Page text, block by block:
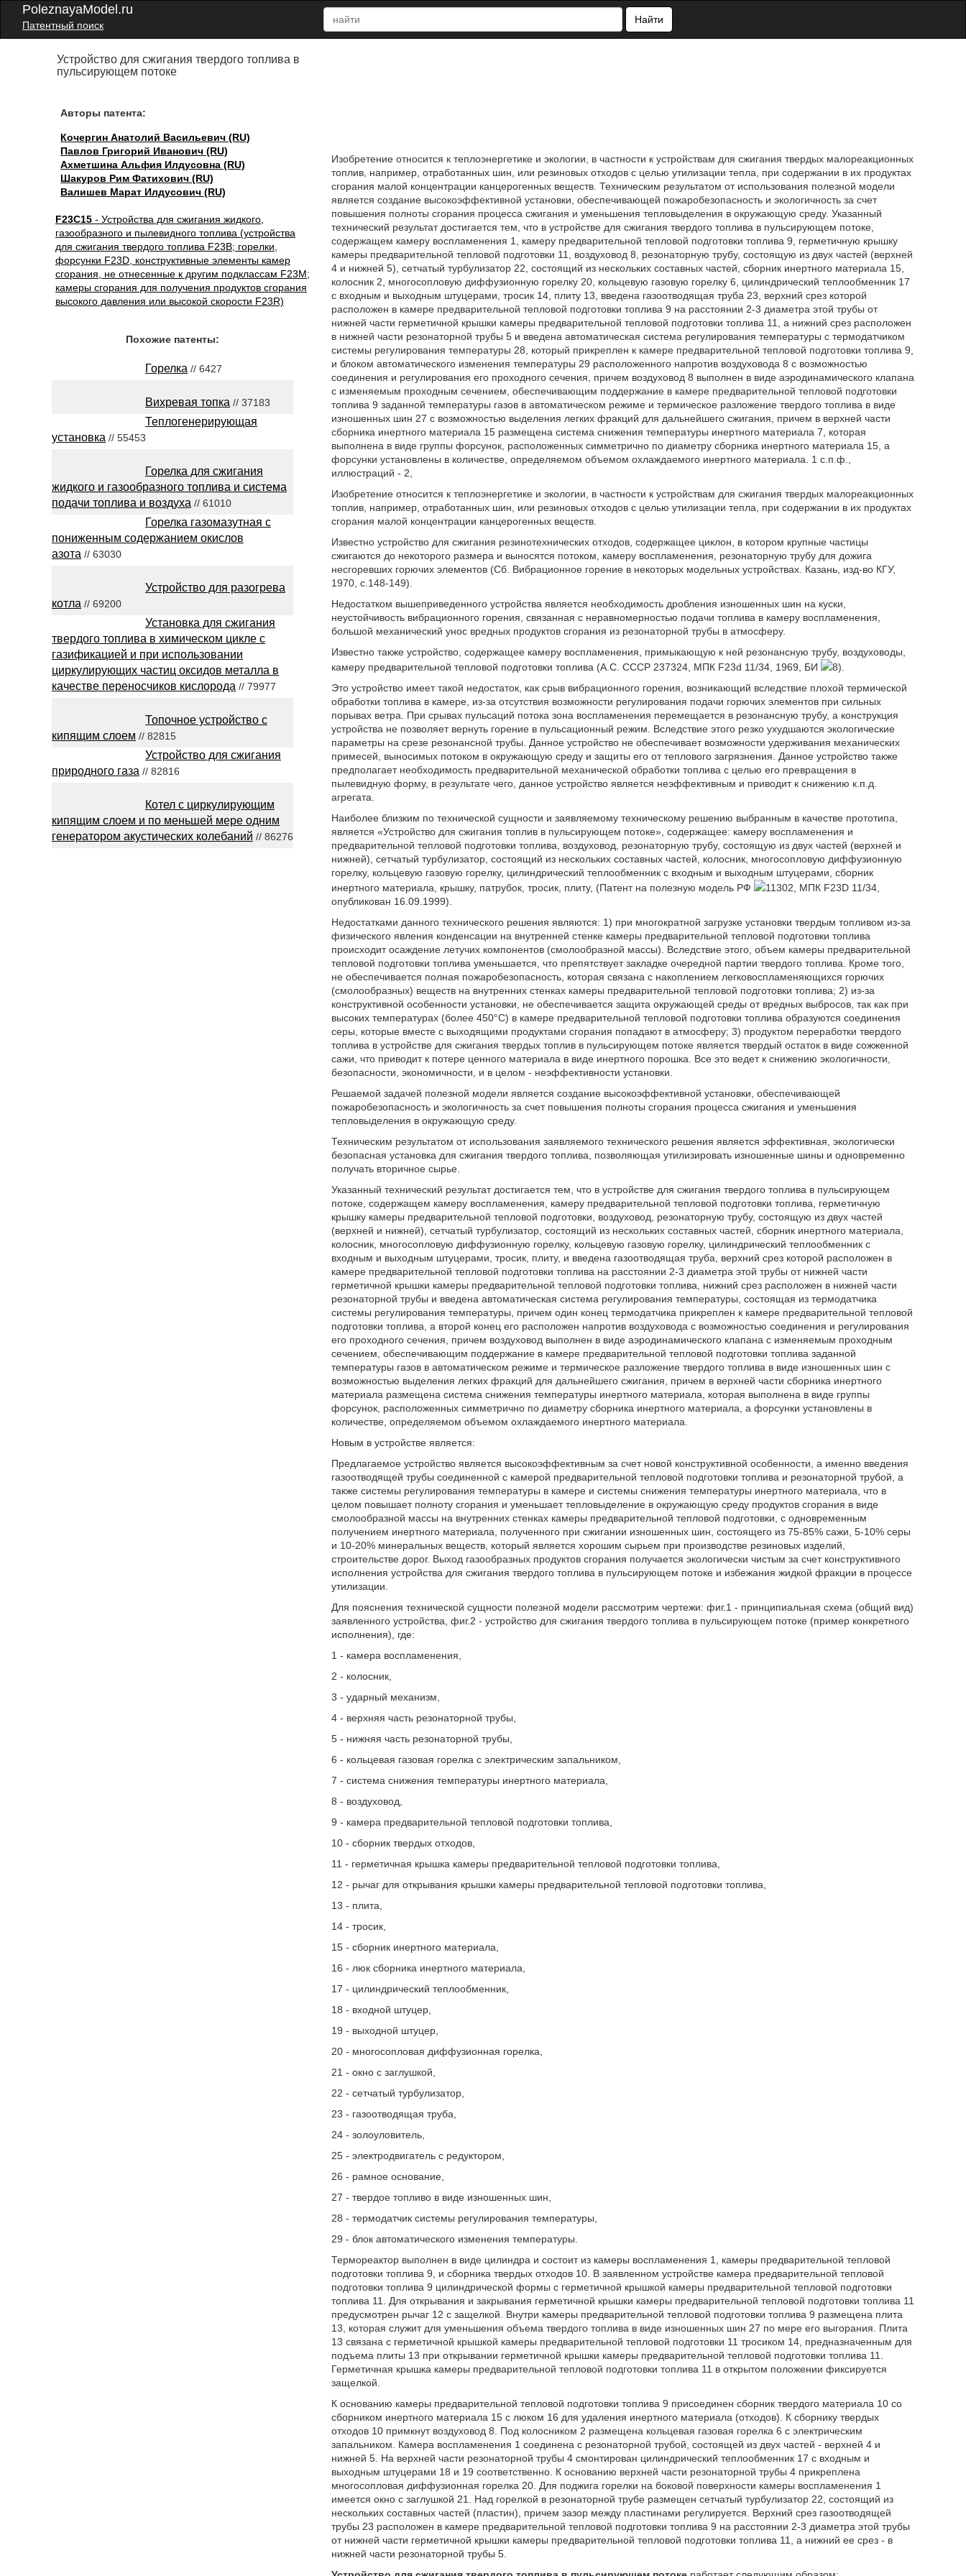
PoleznayaModel.ru
Патентный поиск
Найти
Устройство для сжигания твердого топлива в
пульсирующем потоке
Авторы патента:
Кочергин Анатолий Васильевич (RU)
Павлов Григорий Иванович (RU)
Ахметшина Альфия Илдусовна (RU)
Шакуров Рим Фатихович (RU)
Валишев Марат Илдусович (RU)
F23C15 - Устройства для сжигания жидкого,
газообразного и пылевидного топлива (устройства
для сжигания твердого топлива F23B; горелки,
форсунки F23D, конструктивные элементы камер
сгорания, не отнесенные к другим подклассам F23M;
камеры сгорания для получения продуктов сгорания
высокого давления или высокой скорости F23R)
Изобретение относится к теплоэнергетике и экологии, в частности к устройствам для сжигания твердых малореакционных
топлив, например, отработанных шин, или резиновых отходов с целью утилизации тепла, при содержании в их продуктах
сгорания малой концентрации канцерогенных веществ. Техническим результатом от использования полезной модели
является создание высокоэффективной установки, обеспечивающей пожаробезопасность и экологичность за счет
повышения полноты сгорания процесса сжигания и уменьшения тепловыделения в окружающую среду. Указанный
технический результат достигается тем, что в устройстве для сжигания твердого топлива в пульсирующем потоке,
содержащем камеру воспламенения 1, камеру предварительной тепловой подготовки топлива 9, герметичную крышку
камеры предварительной тепловой подготовки 11, воздуховод 8, резонаторную трубу, состоящую из двух частей (верхней
4 и нижней 5), сетчатый турбулизатор 22, состоящий из нескольких составных частей, сборник инертного материала 15,
колосник 2, многосопловую диффузионную горелку 20, кольцевую газовую горелку 6, цилиндрический теплообменник 17
с входным и выходным штуцерами, тросик 14, плиту 13, введена газоотводящая труба 23, верхний срез которой
расположен в камере предварительной тепловой подготовки топлива 9 на расстоянии 2-3 диаметра этой трубы от
нижней части герметичной крышки камеры предварительной тепловой подготовки топлива 11, а нижний срез расположен
в нижней части резонаторной трубы 5 и введена автоматическая система регулирования температуры с термодатчиком
системы регулирования температуры 28, который прикреплен к камере предварительной тепловой подготовки топлива 9,
и блоком автоматического изменения температуры 29 расположенного напротив воздуховода 8 с возможностью
соединения и регулирования его проходного сечения, причем воздуховод 8 выполнен в виде аэродинамического клапана
с изменяемым проходным сечением, обеспечивающим поддержание в камере предварительной тепловой подготовки
топлива 9 заданной температуры газов в автоматическом режиме и термическое разложение твердого топлива в виде
изношенных шин 27 с возможностью выделения легких фракций для дальнейшего сжигания, причем в верхней части
сборника инертного материала 15 размещена система снижения температуры инертного материала 7, которая
выполнена в виде группы форсунок, расположенных симметрично по диаметру сборника инертного материала 15, а
форсунки установлены в количестве, определяемом объемом охлаждаемого инертного материала. 1 с.п.ф.,
иллюстраций - 2,
Изобретение относится к теплоэнергетике и экологии, в частности к устройствам для сжигания твердых малореакционных
топлив, например, отработанных шин, или резиновых отходов с целью утилизации тепла, при содержании в их продуктах
сгорания малой концентрации канцерогенных веществ.
Известно устройство для сжигания резинотехнических отходов, содержащее циклон, в котором крупные частицы
сжигаются до некоторого размера и выносятся потоком, камеру воспламенения, резонаторную трубу для дожига
несгоревших горючих элементов (Сб. Вибрационное горение в некоторых модельных устройствах. Казань, изд-во КГУ,
1970, с.148-149).
Недостатком вышеприведенного устройства является необходимость дробления изношенных шин на куски,
неустойчивость вибрационного горения, связанная с неравномерностью подачи топлива в камеру воспламенения,
большой механический унос вредных продуктов сгорания из резонаторной трубы в атмосферу.
Известно также устройство, содержащее камеру воспламенения, примыкающую к ней резонансную трубу, воздуховоды,
камеру предварительной тепловой подготовки топлива (А.С. СССР 237324, МПК F23d 11/34, 1969, БИ
8).
Это устройство имеет такой недостаток, как срыв вибрационного горения, возникающий вследствие плохой термической
обработки топлива в камере, из-за отсутствия возможности регулирования подачи горючих элементов при сильных
порывах ветра. При срывах пульсаций потока зона воспламенения перемещается в резонансную трубу, а конструкция
устройства не позволяет вернуть горение в пульсационный режим. Вследствие этого резко ухудшаются экологические
параметры на срезе резонансной трубы. Данное устройство не обеспечивает возможности удерживания механических
примесей, выносимых потоком в окружающую среду и защиты его от теплового загрязнения. Данное устройство также
предполагает необходимость предварительной механической обработки топлива с целью его превращения в
пылевидную форму, в результате чего, данное устройство является неэффективным и приводит к снижению к.п.д.
агрегата.
Наиболее близким по технической сущности и заявляемому техническому решению выбранным в качестве прототипа,
является «Устройство для сжигания топлив в пульсирующем потоке», содержащее: камеру воспламенения и
предварительной тепловой подготовки топлива, воздуховод, резонаторную трубу, состоящую из двух частей (верхней и
нижней), сетчатый турбулизатор, состоящий из нескольких составных частей, колосник, многосопловую диффузионную
горелку, кольцевую газовую горелку, цилиндрический теплообменник с входным и выходным штуцерами, сборник
инертного материала, крышку, патрубок, тросик, плиту, (Патент на полезную модель РФ
11302, МПК F23D 11/34,
опубликован 16.09.1999).
Недостатками данного технического решения являются: 1) при многократной загрузке установки твердым топливом из-за
физического явления конденсации на внутренней стенке камеры предварительной тепловой подготовки топлива
происходит осаждение летучих компонентов (смолообразной массы). Вследствие этого, объем камеры предварительной
тепловой подготовки топлива уменьшается, что препятствует закладке очередной партии твердого топлива. Кроме того,
не обеспечивается полная пожаробезопасность, которая связана с накоплением легковоспламеняющихся горючих
(смолообразных) веществ на внутренних стенках камеры предварительной тепловой подготовки топлива; 2) из-за
конструктивной особенности установки, не обеспечивается защита окружающей среды от вредных выбросов, так как при
высоких температурах (более 450°С) в камере предварительной тепловой подготовки топлива образуются соединения
серы, которые вместе с выходящими продуктами сгорания попадают в атмосферу; 3) продуктом переработки твердого
топлива в устройстве для сжигания твердых топлив в пульсирующем потоке является твердый остаток в виде сожженной
сажи, что приводит к потере ценного материала в виде инертного порошка. Все это ведет к снижению экологичности,
безопасности, экономичности, и в целом - неэффективности установки.
Решаемой задачей полезной модели является создание высокоэффективной установки, обеспечивающей
пожаробезопасность и экологичность за счет повышения полноты сгорания процесса сжигания и уменьшения
тепловыделения в окружающую среду.
Техническим результатом от использования заявляемого технического решения является эффективная, экологически
безопасная установка для сжигания твердого топлива, позволяющая утилизировать изношенные шины и одновременно
получать вторичное сырье.
Указанный технический результат достигается тем, что в устройстве для сжигания твердого топлива в пульсирующем
потоке, содержащем камеру воспламенения, камеру предварительной тепловой подготовки топлива, герметичную
крышку камеры предварительной тепловой подготовки, воздуховод, резонаторную трубу, состоящую из двух частей
(верхней и нижней), сетчатый турбулизатор, состоящий из нескольких составных частей, сборник инертного материала,
колосник, многосопловую диффузионную горелку, кольцевую газовую горелку, цилиндрический теплообменник с
входным и выходным штуцерами, тросик, плиту, и введена газоотводящая труба, верхний срез которой расположен в
камере предварительной тепловой подготовки топлива на расстоянии 2-3 диаметра этой трубы от нижней части
герметичной крышки камеры предварительной тепловой подготовки топлива, нижний срез расположен в нижней части
резонаторной трубы и введена автоматическая система регулирования температуры, состоящая из термодатчика
системы регулирования температуры, причем один конец термодатчика прикреплен к камере предварительной тепловой
подготовки топлива, а второй конец его расположен напротив воздуховода с возможностью соединения и регулирования
его проходного сечения, причем воздуховод выполнен в виде аэродинамического клапана с изменяемым проходным
сечением, обеспечивающим поддержание в камере предварительной тепловой подготовки топлива заданной
температуры газов в автоматическом режиме и термическое разложение твердого топлива в виде изношенных шин с
возможностью выделения легких фракций для дальнейшего сжигания, причем в верхней части сборника инертного
материала размещена система снижения температуры инертного материала, которая выполнена в виде группы
форсунок, расположенных симметрично по диаметру сборника инертного материала, а форсунки установлены в
количестве, определяемом объемом охлаждаемого инертного материала.
Новым в устройстве является:
Предлагаемое устройство является высокоэффективным за счет новой конструктивной особенности, а именно введения
газоотводящей трубы соединенной с камерой предварительной тепловой подготовки топлива и резонаторной трубой, а
также системы регулирования температуры в камере и системы снижения температуры инертного материала, что в
целом повышает полноту сгорания и уменьшает тепловыделение в окружающую среду продуктов сгорания в виде
смолообразной массы на внутренних стенках камеры предварительной тепловой подготовки, с одновременным
получением инертного материала, полученного при сжигании изношенных шин, состоящего из 75-85% сажи, 5-10% серы
и 10-20% минеральных веществ, который является хорошим сырьем при производстве резиновых изделий,
строительстве дорог. Выход газообразных продуктов сгорания получается экологически чистым за счет конструктивного
исполнения устройства для сжигания твердого топлива в пульсирующем потоке и избежания жидкой фракции в процессе
утилизации.
Для пояснения технической сущности полезной модели рассмотрим чертежи: фиг.1 - принципиальная схема (общий вид)
заявленного устройства, фиг.2 - устройство для сжигания твердого топлива в пульсирующем потоке (пример конкретного
исполнения), где:
1 - камера воспламенения,
2 - колосник,
3 - ударный механизм,
4 - верхняя часть резонаторной трубы,
5 - нижняя часть резонаторной трубы,
6 - кольцевая газовая горелка с электрическим запальником,
7 - система снижения температуры инертного материала,
8 - воздуховод,
9 - камера предварительной тепловой подготовки топлива,
10 - сборник твердых отходов,
11 - герметичная крышка камеры предварительной тепловой подготовки топлива,
12 - рычаг для открывания крышки камеры предварительной тепловой подготовки топлива,
13 - плита,
14 - тросик,
15 - сборник инертного материала,
16 - люк сборника инертного материала,
17 - цилиндрический теплообменник,
18 - входной штуцер,
19 - выходной штуцер,
20 - многосопловая диффузионная горелка,
21 - окно с заглушкой,
22 - сетчатый турбулизатор,
23 - газоотводящая труба,
24 - золоуловитель,
25 - электродвигатель с редуктором,
26 - рамное основание,
27 - твердое топливо в виде изношенных шин,
28 - термодатчик системы регулирования температуры,
29 - блок автоматического изменения температуры.
Термореактор выполнен в виде цилиндра и состоит из камеры воспламенения 1, камеры предварительной тепловой
подготовки топлива 9, и сборника твердых отходов 10. В заявленном устройстве камера предварительной тепловой
подготовки топлива 9 цилиндрической формы с герметичной крышкой камеры предварительной тепловой подготовки
топлива 11. Для открывания и закрывания герметичной крышки камеры предварительной тепловой подготовки топлива 11
предусмотрен рычаг 12 с защелкой. Внутри камеры предварительной тепловой подготовки топлива 9 размещена плита
13, которая служит для уменьшения объема твердого топлива в виде изношенных шин 27 по мере его выгорания. Плита
13 связана с герметичной крышкой камеры предварительной тепловой подготовки 11 тросиком 14, предназначенным для
подъема плиты 13 при открывании герметичной крышки камеры предварительной тепловой подготовки топлива 11.
Герметичная крышка камеры предварительной тепловой подготовки топлива 11 в открытом положении фиксируется
защелкой.
К основанию камеры предварительной тепловой подготовки топлива 9 присоединен сборник твердого материала 10 со
сборником инертного материала 15 с люком 16 для удаления инертного материала (отходов). К сборнику твердых
отходов 10 примкнут воздуховод 8. Под колосником 2 размещена кольцевая газовая горелка 6 с электрическим
запальником. Камера воспламенения 1 соединена с резонаторной трубой, состоящей из двух частей - верхней 4 и
нижней 5. На верхней части резонаторной трубы 4 смонтирован цилиндрический теплообменник 17 с входным и
выходным штуцерами 18 и 19 соответственно. К основанию верхней части резонаторной трубы 4 прикреплена
многосопловая диффузионная горелка 20. Для поджига горелки на боковой поверхности камеры воспламенения 1
имеется окно с заглушкой 21. Над горелкой в резонаторной трубе размещен сетчатый турбулизатор 22, состоящий из
нескольких составных частей (пластин), причем зазор между пластинами регулируется. Верхний срез газоотводящей
трубы 23 расположен в камере предварительной тепловой подготовки топлива 9 на расстоянии 2-3 диаметра этой трубы
от нижней части герметичной крышки камеры предварительной тепловой подготовки топлива 11, а нижний ее срез - в
нижней части резонаторной трубы 5.
Похожие патенты:
Горелка // 6427
Вихревая топка // 37183
Теплогенерирующая
установка // 55453
Горелка для сжигания
жидкого и газообразного топлива и система
подачи топлива и воздуха // 61010
Горелка газомазутная с
пониженным содержанием окислов
азота // 63030
Устройство для разогрева
котла // 69200
Установка для сжигания
твердого топлива в химическом цикле с
газификацией и при использовании
циркулирующих частиц оксидов металла в
качестве переносчиков кислорода // 79977
Топочное устройство с
кипящим слоем // 82815
Устройство для сжигания
природного газа // 82816
Котел с циркулирующим
кипящим слоем и по меньшей мере одним
генератором акустических колебаний // 86276